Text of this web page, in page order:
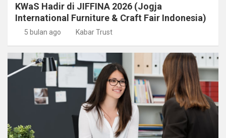
KWaS Hadir di JIFFINA 2026 (Jogja
International Furniture & Craft Fair Indonesia)
5 bulan ago Kabar Trust